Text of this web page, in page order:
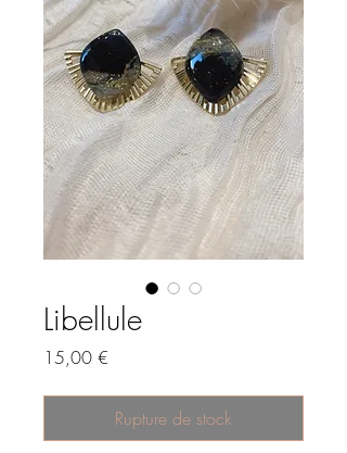
Libellule
15,00 €
Rupture de stock